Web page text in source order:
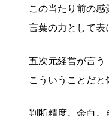
この当たり前の感
言葉の力として表
五次元経営が言う
こういうことだと
判断精度。余白。